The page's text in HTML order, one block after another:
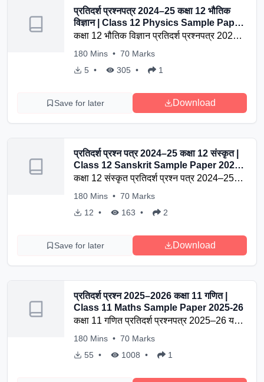
प्रतिदर्श प्रश्नपत्र 2024–25 कक्षा 12 भौतिक
विज्ञान | Class 12 Physics Sample Paper
2024-25
कक्षा 12 भौतिक विज्ञान प्रतिदर्श प्रश्नपत्र 2024–
25 डाउनलोड करें। इस पेपर का कुल अंक 70 है
180 Mins • 70 Marks
5 • 305 • 1
Save for later Download
प्रतिदर्श प्रश्न पत्र 2024–25 कक्षा 12 संस्कृत |
Class 12 Sanskrit Sample Paper 2024-
25 (Only Questions)
कक्षा 12 संस्कृत प्रतिदर्श प्रश्न पत्र 2024–25
केवल प्रश्नों सहित यहाँ उपलब्ध है। परीक्षा की तैयारी
180 Mins • 70 Marks
12 • 163 • 2
Save for later Download
प्रतिदर्श प्रश्न 2025–2026 कक्षा 11 गणित |
Class 11 Maths Sample Paper 2025-26
कक्षा 11 गणित प्रतिदर्श प्रश्नपत्र 2025–26 यहाँ
से देखें और डाउनलोड करें। नवीनतम सत्र के लिए
180 Mins • 70 Marks
55 • 1008 • 1